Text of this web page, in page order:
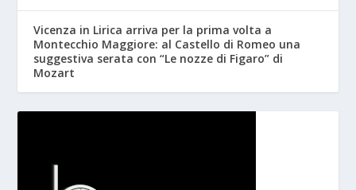
Vicenza in Lirica arriva per la prima volta a
Montecchio Maggiore: al Castello di Romeo una
suggestiva serata con “Le nozze di Figaro” di
Mozart